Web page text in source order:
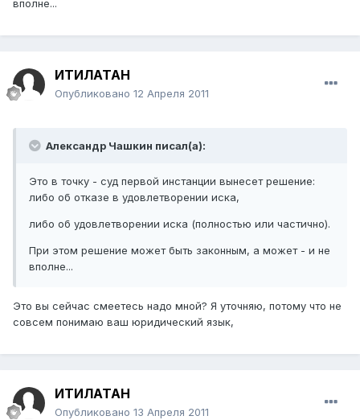
вполне...
ИТИЛАТАН
Опубликовано 12 Апреля 2011
Александр Чашкин писал(а):
Это в точку - суд первой инстанции вынесет решение:
либо об отказе в удовлетворении иска,
либо об удовлетворении иска (полностью или частично).
При этом решение может быть законным, а может - и не
вполне...
Это вы сейчас смеетесь надо мной? Я уточняю, потому что не
совсем понимаю ваш юридический язык,
ИТИЛАТАН
Опубликовано 13 Апреля 2011